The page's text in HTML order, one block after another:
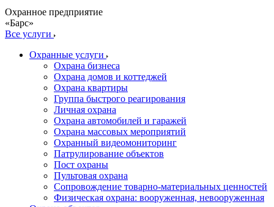
Охранное предприятие
«Барс»
Все услуги
Охранные услуги
Охрана бизнеса
Охрана домов и коттеджей
Охрана квартиры
Группа быстрого реагирования
Личная охрана
Охрана автомобилей и гаражей
Охрана массовых мероприятий
Охранный видеомониторинг
Патрулирование объектов
Пост охраны
Пультовая охрана
Сопровождение товарно-материальных ценностей
Физическая охрана: вооруженная, невооруженная